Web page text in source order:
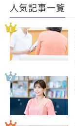
人気記事一覧